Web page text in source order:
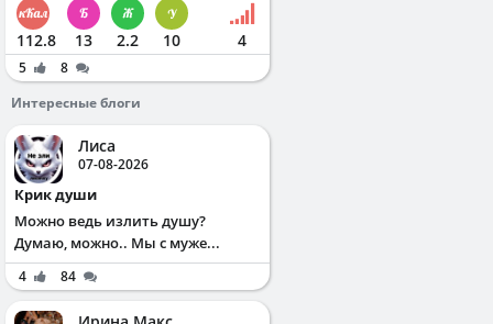
112.8 13 2.2 10 4
5
8
Интересные блоги
Лиса
07-08-2026
Крик души
Можно ведь излить душу?
Думаю, можно.. Мы с муже...
4 84